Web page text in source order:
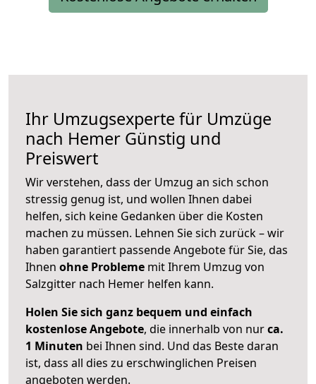
Ihr Umzugsexperte für Umzüge
nach Hemer Günstig und
Preiswert
Wir verstehen, dass der Umzug an sich schon
stressig genug ist, und wollen Ihnen dabei
helfen, sich keine Gedanken über die Kosten
machen zu müssen. Lehnen Sie sich zurück – wir
haben garantiert passende Angebote für Sie, das
Ihnen ohne Probleme mit Ihrem Umzug von
Salzgitter nach Hemer helfen kann.
Holen Sie sich ganz bequem und einfach
kostenlose Angebote, die innerhalb von nurca.
1 Minuten bei Ihnen sind. Und das Beste daran
ist, dass all dies zu erschwinglichen Preisen
angeboten werden.